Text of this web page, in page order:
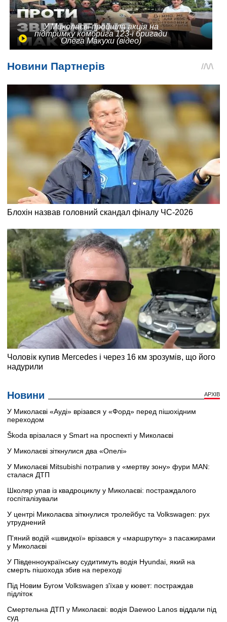
У Миколаєві пройшла акція на
підтримку комбрига 123-ї бригади
Олега Макухи (відео)
Новини АРХІВ
У Миколаєві «Ауді» врізався у «Форд» перед пішохідним
переходом
Škoda врізалася у Smart на проспекті у Миколаєві
У Миколаєві зіткнулися два «Опелі»
У Миколаєві Mitsubishi потрапив у «мертву зону» фури MAN:
сталася ДТП
Школяр упав із квадроциклу у Миколаєві: постраждалого
госпіталізували
У центрі Миколаєва зіткнулися тролейбус та Volkswagen: рух
утруднений
П'яний водій «швидкої» врізався у «маршрутку» з пасажирами
у Миколаєві
У Південноукраїнську судитимуть водія Hyundai, який на
смерть пішохода збив на переході
Під Новим Бугом Volkswagen з'їхав у кювет: постраждав
підліток
Смертельна ДТП у Миколаєві: водія Daewoo Lanos віддали під
суд